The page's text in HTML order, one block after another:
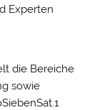
Experten
die Bereiche
sowie